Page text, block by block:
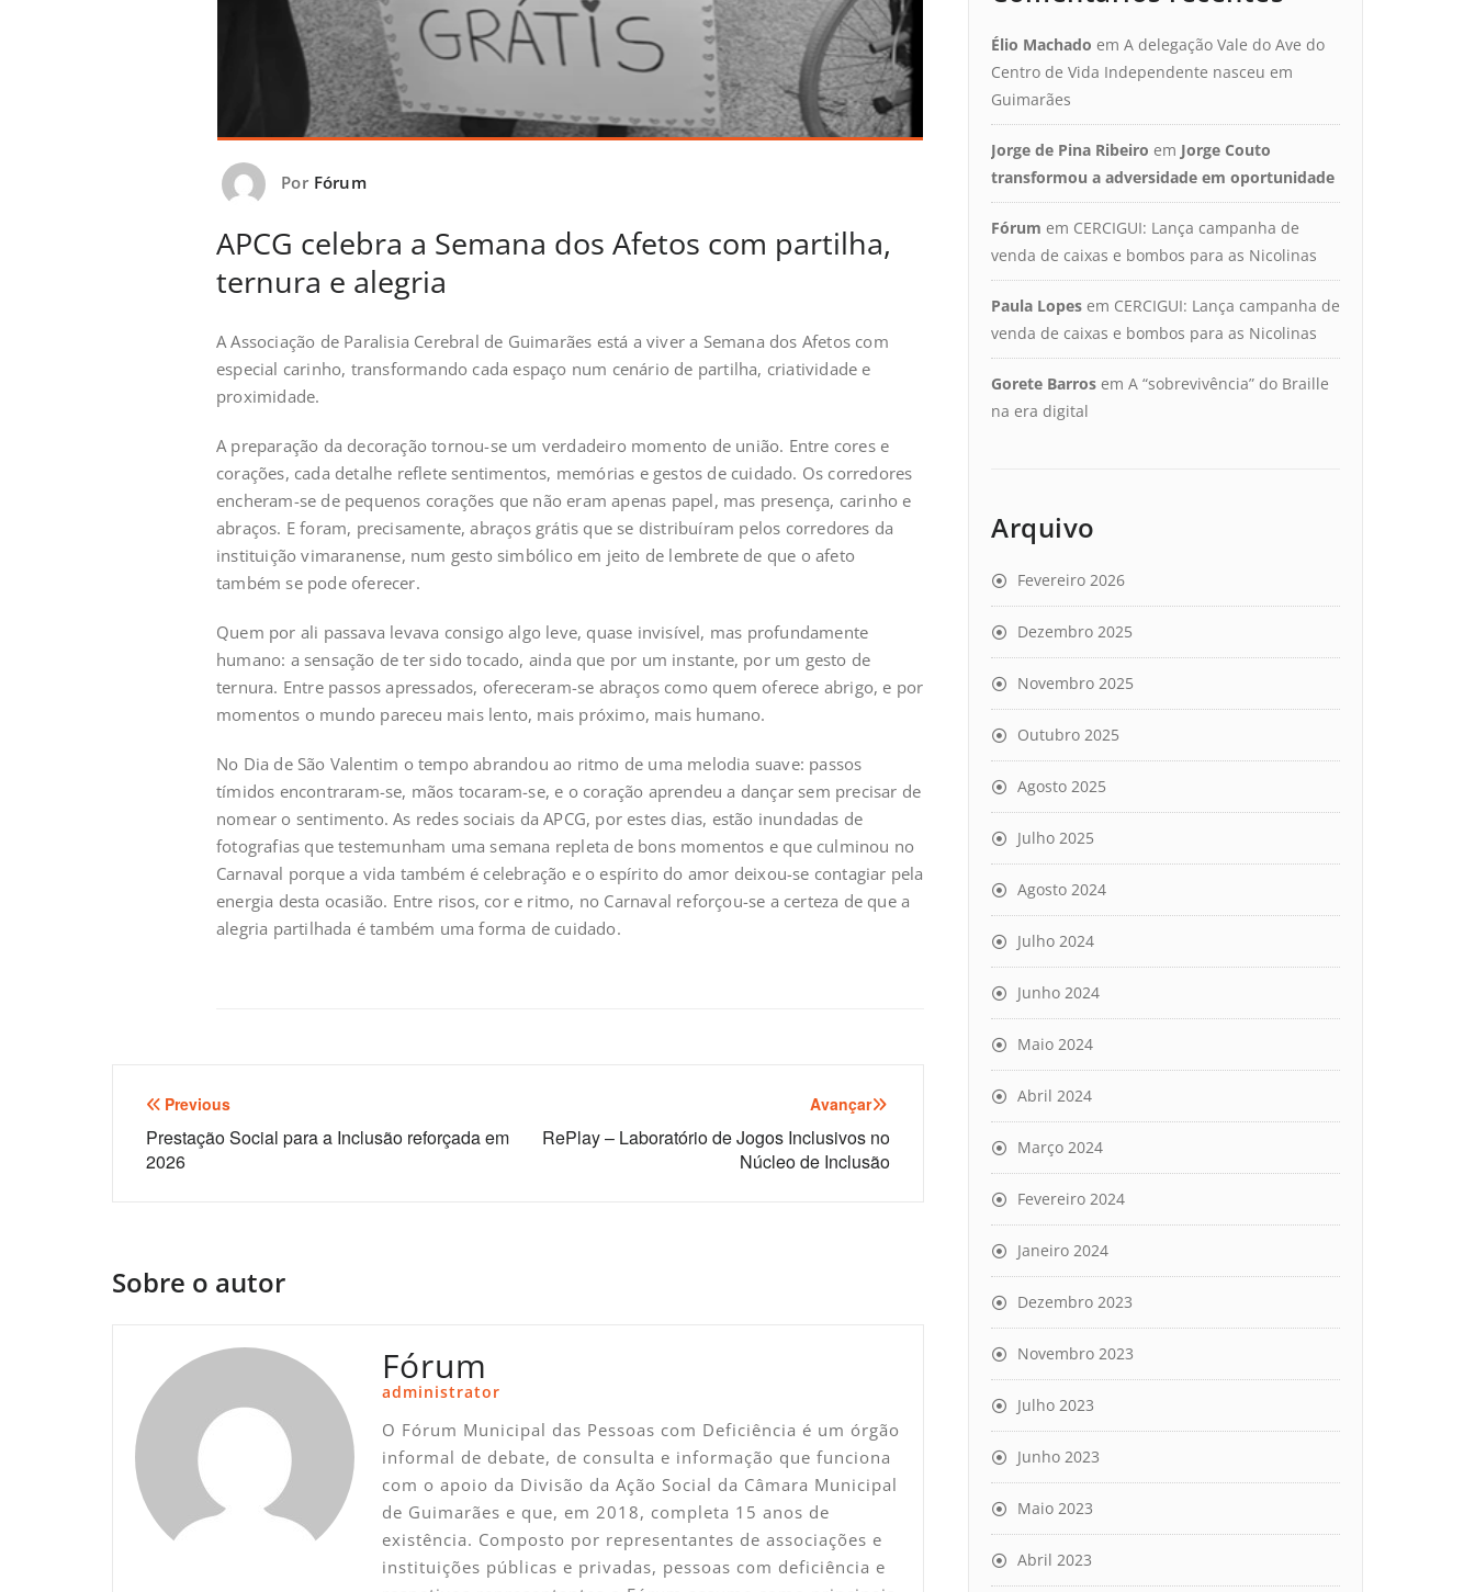
Por Fórum
APCG celebra a Semana dos Afetos com partilha,
ternura e alegria
A Associação de Paralisia Cerebral de Guimarães está a viver a Semana dos Afetos com
especial carinho, transformando cada espaço num cenário de partilha, criatividade e
proximidade.
A preparação da decoração tornou-se um verdadeiro momento de união. Entre cores e
corações, cada detalhe reflete sentimentos, memórias e gestos de cuidado. Os corredores
encheram-se de pequenos corações que não eram apenas papel, mas presença, carinho e
abraços. E foram, precisamente, abraços grátis que se distribuíram pelos corredores da
instituição vimaranense, num gesto simbólico em jeito de lembrete de que o afeto
também se pode oferecer.
Quem por ali passava levava consigo algo leve, quase invisível, mas profundamente
humano: a sensação de ter sido tocado, ainda que por um instante, por um gesto de
ternura. Entre passos apressados, ofereceram-se abraços como quem oferece abrigo, e por
momentos o mundo pareceu mais lento, mais próximo, mais humano.
No Dia de São Valentim o tempo abrandou ao ritmo de uma melodia suave: passos
tímidos encontraram-se, mãos tocaram-se, e o coração aprendeu a dançar sem precisar de
nomear o sentimento. As redes sociais da APCG, por estes dias, estão inundadas de
fotografias que testemunham uma semana repleta de bons momentos e que culminou no
Carnaval porque a vida também é celebração e o espírito do amor deixou-se contagiar pela
energia desta ocasião. Entre risos, cor e ritmo, no Carnaval reforçou-se a certeza de que a
alegria partilhada é também uma forma de cuidado.
Navegação
de
artigos
Previous
Prestação Social para a Inclusão reforçada em
2026
Avançar
RePlay – Laboratório de Jogos Inclusivos no
Núcleo de Inclusão
Sobre o autor
Fórum
administrator
O Fórum Municipal das Pessoas com Deficiência é um órgão
informal de debate, de consulta e informação que funciona
com o apoio da Divisão da Ação Social da Câmara Municipal
de Guimarães e que, em 2018, completa 15 anos de
existência. Composto por representantes de associações e
instituições públicas e privadas, pessoas com deficiência e
Élio Machado em A delegação Vale do Ave do
Centro de Vida Independente nasceu em
Guimarães
Jorge de Pina Ribeiro em Jorge Couto
transformou a adversidade em oportunidade
Fórum em CERCIGUI: Lança campanha de
venda de caixas e bombos para as Nicolinas
Paula Lopes em CERCIGUI: Lança campanha de
venda de caixas e bombos para as Nicolinas
Gorete Barros em A “sobrevivência” do Braille
na era digital
Arquivo
Fevereiro 2026
Dezembro 2025
Novembro 2025
Outubro 2025
Agosto 2025
Julho 2025
Agosto 2024
Julho 2024
Junho 2024
Maio 2024
Abril 2024
Março 2024
Fevereiro 2024
Janeiro 2024
Dezembro 2023
Novembro 2023
Julho 2023
Junho 2023
Maio 2023
Abril 2023